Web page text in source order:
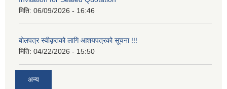
मिति: 06/09/2026 - 16:46
बोलपत्र स्वीकृतको लागि आशयपत्रको सूचना !!!
मिति: 04/22/2026 - 15:50
अन्य